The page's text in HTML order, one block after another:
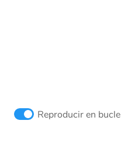
Reproducir en bucle